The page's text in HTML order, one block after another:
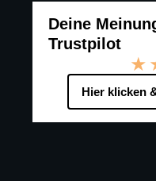
Deine
Trustpilot
Hier klicken